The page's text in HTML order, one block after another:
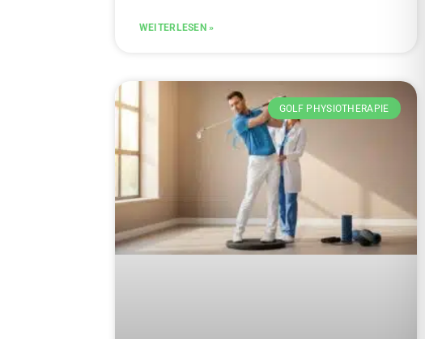
WEITERLESEN »
GOLF PHYSIOTHERAPIE